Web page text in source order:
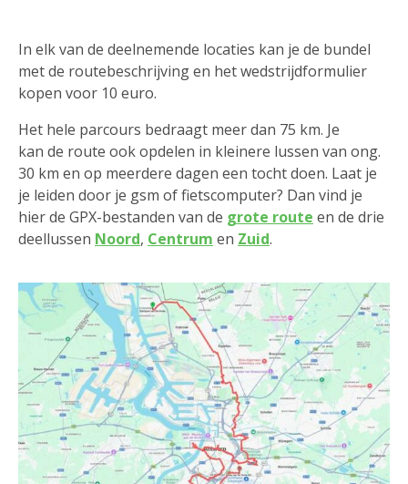
In elk van de deelnemende locaties kan je de bundel
met de routebeschrijving en het wedstrijdformulier
kopen voor 10 euro.
Het hele parcours bedraagt meer dan 75 km. Je
kan de route ook opdelen in kleinere lussen van ong.
30 km en op meerdere dagen een tocht doen. Laat je
je leiden door je gsm of fietscomputer? Dan vind je
hier de GPX-bestanden van de grote route en de drie
deellussen Noord, Centrum en Zuid.